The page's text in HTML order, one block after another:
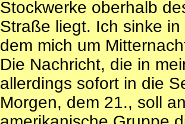
Stockwerke oberhalb
Straße liegt. Ich sinke
dem mich um
Die Nachricht, die in
allerdings sofort in die
Morgen, dem 21., soll